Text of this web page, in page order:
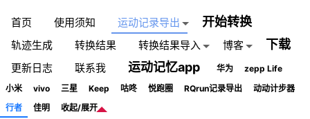
首页 使用须知 运动记录导出 开始转换
轨迹生成 转换结果 转换结果导入 博客 下载
更新日志 联系我 运动记忆app 华为
zepp Life
小米
vivo 三星 Keep 咕咚 悦跑圈 RQrun记录导出
动动计步器
行者
佳明 收起/展开